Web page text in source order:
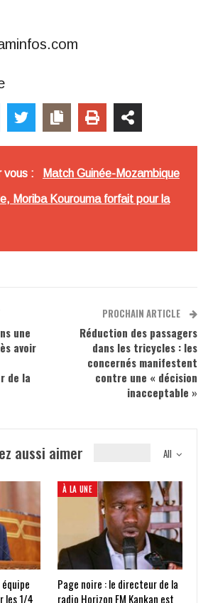
vous : Match Guinée-Mozambique
Moriba Kourouma forfait pour la
une
avoir
de la
PROCHAIN ARTICLE
Réduction des passagers
dans les tricycles : les
concernés manifestent
contre une « décision
inacceptable »
All
aussi aimer
les 1/4
À LA UNE
Page noire : le directeur de la
radio Horizon FM Kankan est